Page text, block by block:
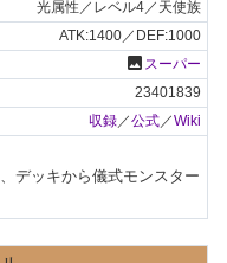
光属性／レベル4／天使族
ATK:1400／DEF:1000
photo スーパー
23401839
収録／公式／Wiki
デッキから儀式モンスター